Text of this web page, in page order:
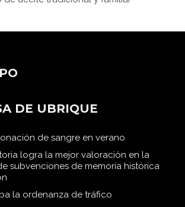
DE UBRIQUE
logra la mejor valoración en la
subvenciones de memoria histórica